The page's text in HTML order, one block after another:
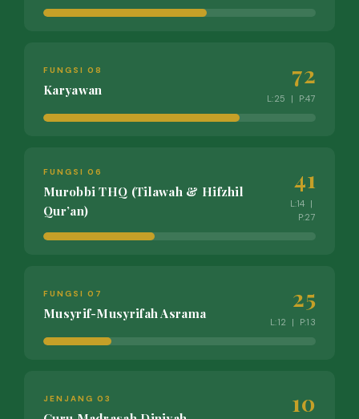
FUNGSI 08
Karyawan
72
L:25 | P:47
FUNGSI 06
Murobbi THQ (Tilawah & Hifzhil
Qur’an)
41
L:14 |
P:27
FUNGSI 07
Musyrif-Musyrifah Asrama
25
L:12 | P:13
JENJANG 03 10